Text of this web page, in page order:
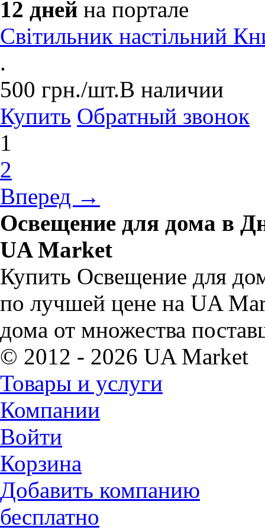
12 дней на портале
Світильник настільний
.
500 грн./шт.В наличии
Купить Обратный звонок
1
2
Вперед →
Освещение для дома в
UA Market
Купить Освещение для
по лучшей цене на UA
дома от множества
© 2012 - 2026 UA Market
Товары и услуги
Компании
Войти
Корзина
Добавить компанию
бесплатно